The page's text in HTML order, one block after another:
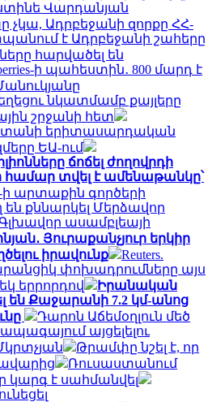
Վարդանյան
չկա, Ադրբեջանի զորքը ՀՀ-
է Ադրբեջանի շահերը
հարվածել են
ի պահեստին․ 800 մարդ է
նկատմամբ քայլերը
շրջանի հետ
երիտասարդական
ԵԱ-ում
ճոճել ժողովրդի
տվել է ամենաթանկը՝
արտաքին գործերի
քննարկել Մերձավոր
ասամբլեայի
Յուրաքանչյուր երկիր
իրավունք
Reuters.
փոխադրումները այս
երրորդով
Իրանական
են Քաջարանի 7.2 կմ-անոց
Դարոն Աճեմօղլուն մեծ
այցելելու
Թրամփը նշել է, որ
Ռուսաստանում
կարգ է սահմանվել